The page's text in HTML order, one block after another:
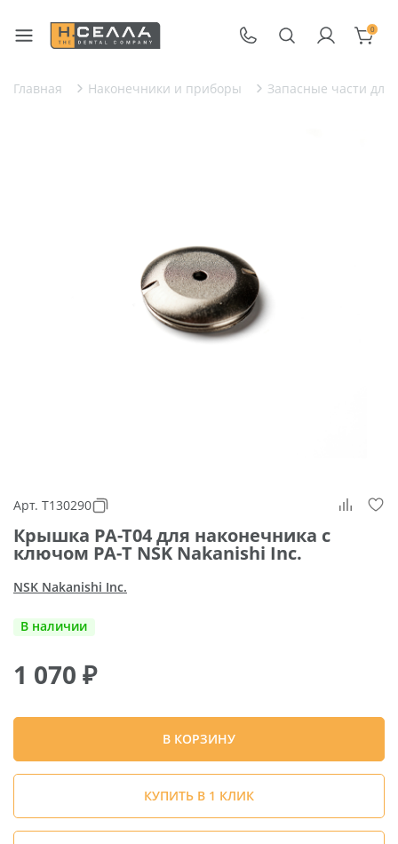
0
Главная Наконечники и приборы Запасные части для
Арт. T130290
Крышка PA-T04 для наконечника с
ключом PA-Т NSK Nakanishi Inc.
NSK Nakanishi Inc.
В наличии
1 070 ₽
В КОРЗИНУ
КУПИТЬ В 1 КЛИК